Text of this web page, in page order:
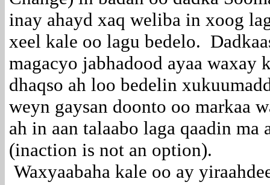
inay ahayd xaq weliba in xoog
xeel kale oo lagu bedelo.
magacyo jabhadood ayaa waxay
dhaqso ah loo bedelin
weyn gaysan doonto oo markaa
ah in aan talaabo laga qaadin ma
(inaction is not an option).
Waxyaabaha kale oo ay